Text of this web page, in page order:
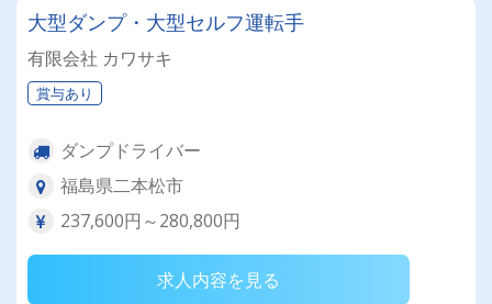
大型ダンプ・大型セルフ運転手
有限会社 カワサキ
賞与あり
ダンプドライバー
福島県二本松市
237,600円～280,800円
求人内容を見る